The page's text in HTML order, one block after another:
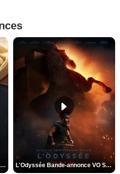
Spider-Man: Brand New Day Bande-annonce VO STFR L'Odyssée Bande-annonce VO STFR